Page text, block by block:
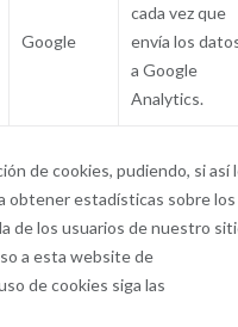
Google
cada vez que
envía los
a Google
Analytics.
de cookies, pudiendo, si así
obtener estadísticas sobre los
de los usuarios de nuestro
a esta website de
de cookies siga las